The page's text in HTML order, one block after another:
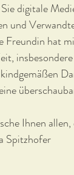
digitale
und
Freundin hat
Ihnen
Spitzhofer